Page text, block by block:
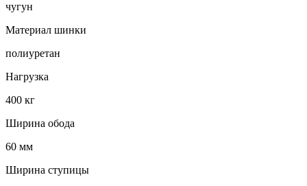
чугун
Материал шинки
полиуретан
Нагрузка
400 кг
Ширина обода
60 мм
Ширина ступицы